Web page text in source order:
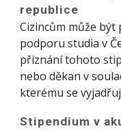
republice
Cizincům může
podporu studia v
přiznání tohoto
nebo děkan v
kterému se
Stipendium v